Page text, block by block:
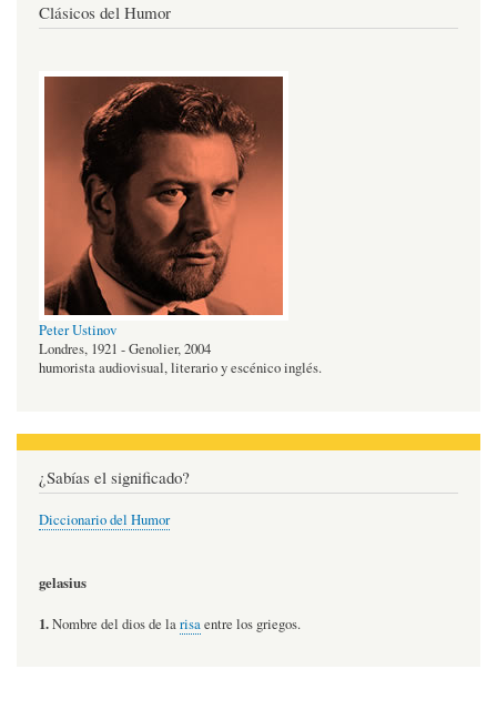
Clásicos del Humor
Peter Ustinov
Londres, 1921 - Genolier, 2004
humorista audiovisual, literario y escénico inglés.
¿Sabías el significado?
Diccionario del Humor
gelasius
1.Nombre del dios de larisaentre los griegos.